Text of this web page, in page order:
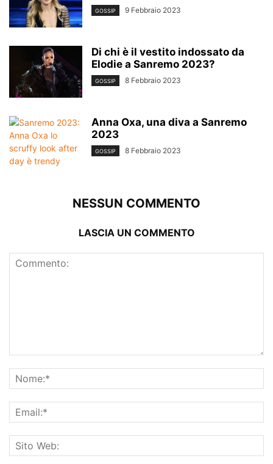
GOSSIP 9 Febbraio 2023
Di chi è il vestito indossato da
Elodie a Sanremo 2023?
GOSSIP 8 Febbraio 2023
Anna Oxa, una diva a Sanremo
2023
GOSSIP 8 Febbraio 2023
NESSUN COMMENTO
LASCIA UN COMMENTO